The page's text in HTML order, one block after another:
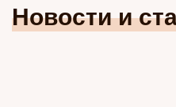
Новости и